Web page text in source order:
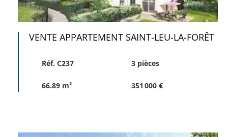
VENTE APPARTEMENT SAINT-LEU-LA-FORÊT
Réf. C237 3 pièces
66.89 m² 351 000 €